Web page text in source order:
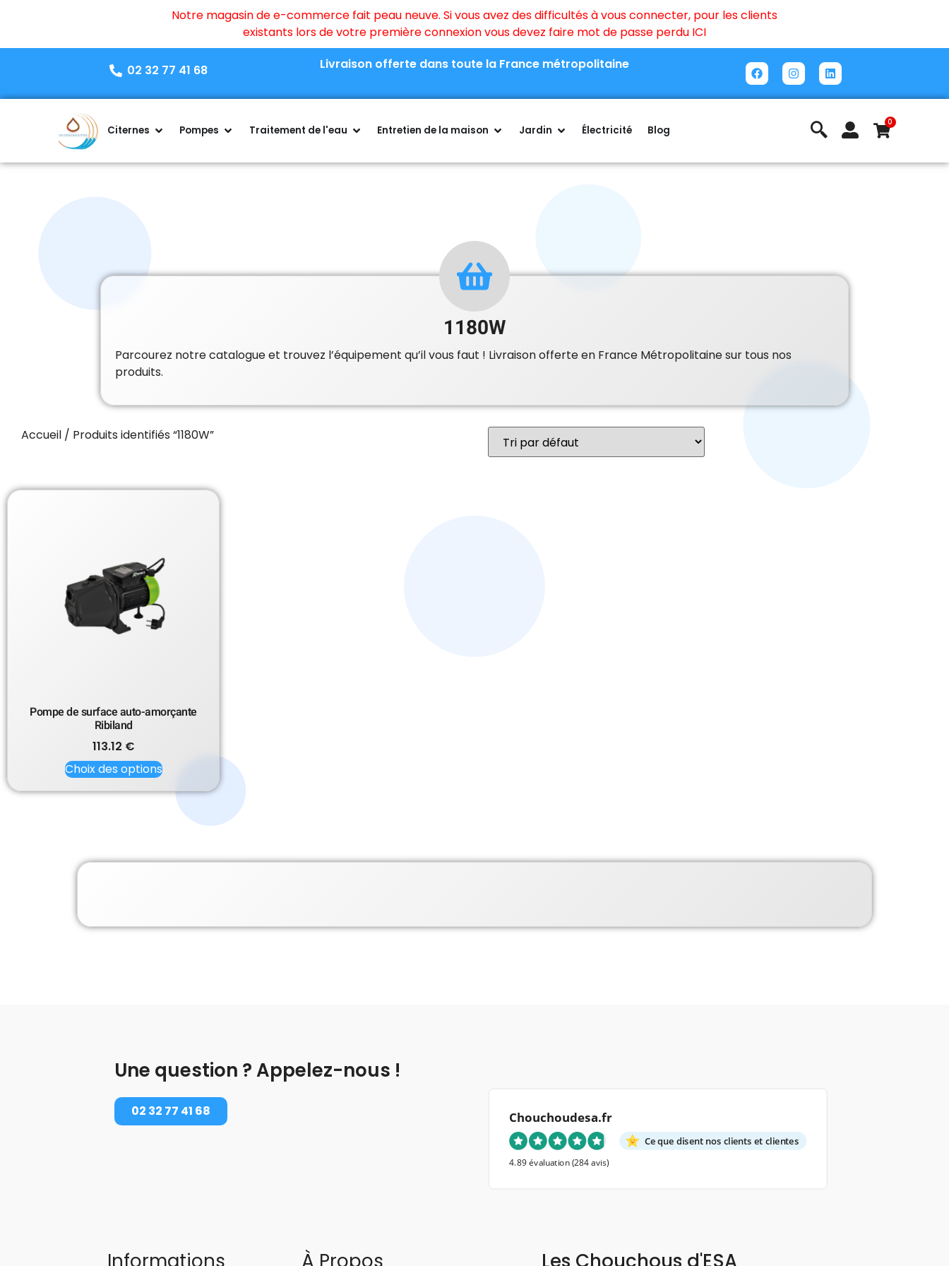
Notre magasin de e-commerce fait peau neuve. Si vous avez des difficultés à vous connecter, pour les clients
existants lors de votre première connexion vous devez faire mot de passe perdu ICI
02 32 77 41 68 Livraison offerte dans toute la France métropolitaine
Citernes Pompes Traitement de l'eau Entretien de la maison Jardin Électricité Blog
0
1180W
Parcourez notre catalogue et trouvez l’équipement qu’il vous faut ! Livraison offerte en France Métropolitaine sur tous nos
produits.
Accueil / Produits identifiés “1180W”
Pompe de surface auto-amorçante
Ribiland
113.12 €
Choix des options
Une question ? Appelez-nous !
02 32 77 41 68 Chouchoudesa.fr
Ce que disent nos clients et clientes
4.89 évaluation(284 avis)